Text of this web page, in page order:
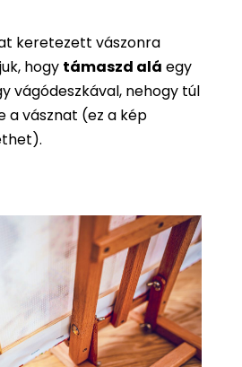
keretezett vászonra
hogy támaszd alá egy
vágódeszkával, nehogy túl
a vásznat (ez a kép